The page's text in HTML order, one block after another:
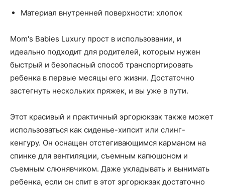
Материал внутренней поверхности: хлопок
Mom's Babies Luxury прост в использовании, и
идеально подходит для родителей, которым нужен
быстрый и безопасный способ транспортировать
ребенка в первые месяцы его жизни. Достаточно
застегнуть нескольких пряжек, и вы уже в пути.
Этот красивый и практичный эргорюкзак также может
использоваться как сиденье-хипсит или слинг-
кенгуру. Он оснащен отстегивающимся карманом на
спинке для вентиляции, съемным капюшоном и
съемным слюнявчиком. Даже укладывать и вынимать
ребенка, если он спит в этот эргорюкзак достаточно